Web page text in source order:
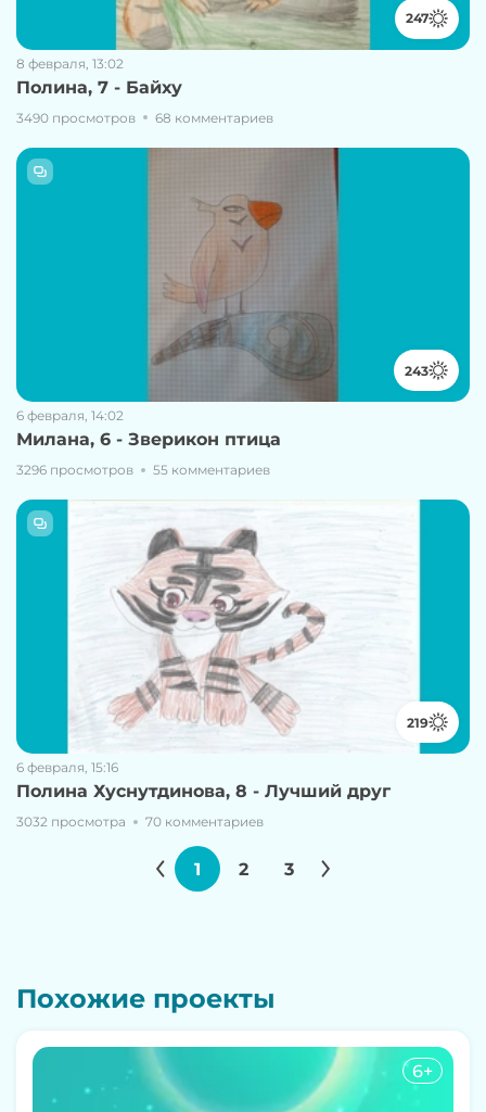
247
8 февраля, 13:02
Полина, 7 - Байху
3490 просмотров 68 комментариев
243
6 февраля, 14:02
Милана, 6 - Зверикон птица
3296 просмотров 55 комментариев
219
6 февраля, 15:16
Полина Хуснутдинова, 8 - Лучший друг
3032 просмотра 70 комментариев
1 2 3
Похожие проекты
6+